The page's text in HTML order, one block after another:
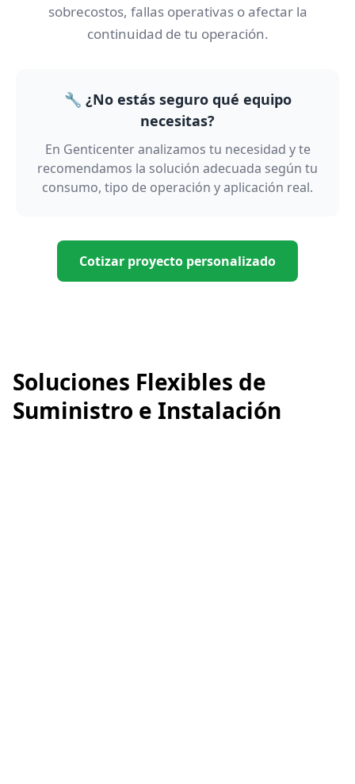
sobrecostos, fallas operativas o afectar la
continuidad de tu operación.
🔧 ¿No estás seguro qué equipo
necesitas?
En Genticenter analizamos tu necesidad y te
recomendamos la solución adecuada según tu
consumo, tipo de operación y aplicación real.
Cotizar proyecto personalizado
Soluciones Flexibles de
Suministro e Instalación